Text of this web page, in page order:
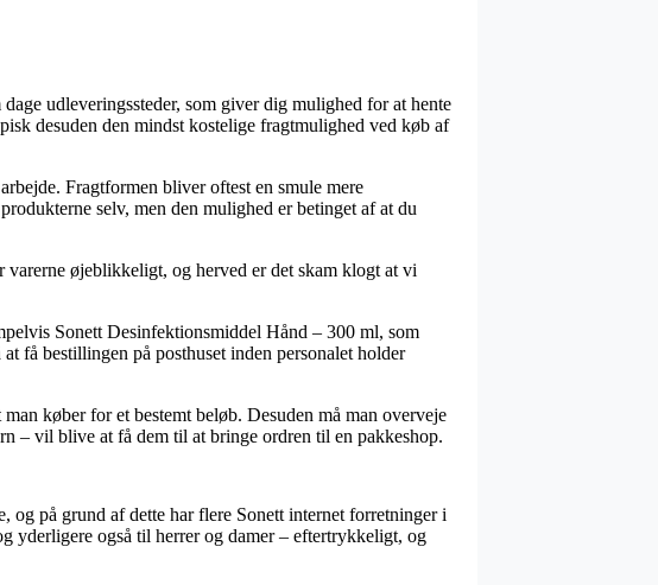
udleveringssteder, som giver dig mulighed for at hente
desuden den mindst kostelige fragtmulighed ved køb af
Fragtformen bliver oftest en smule mere
selv, men den mulighed er betinget af at du
øjeblikkeligt, og herved er det skam klogt at vi
Sonett Desinfektionsmiddel Hånd – 300 ml, som
få bestillingen på posthuset inden personalet holder
køber for et bestemt beløb. Desuden må man overveje
– vil blive at få dem til at bringe ordren til en pakkeshop.
og på grund af dette har flere Sonett internet forretninger i
yderligere også til herrer og damer – eftertrykkeligt, og